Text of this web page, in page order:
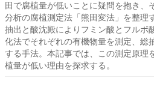
田で腐植量が低いことに疑問を抱き、
分析の腐植測定法「熊田変法」を整理
抽出と酸沈殿によりフミン酸とフルボ
化法でそれぞれの有機物量を測定、総
する手法。本記事では、この測定原理
植量が低い理由を探求する。